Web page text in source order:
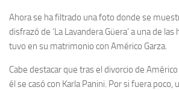
Ahora se ha filtrado una foto donde se
disfrazó de ‘La Lavandera Güera’ a una de las
tuvo en su matrimonio con Américo Garza.
Cabe destacar que tras el divorcio de Américo
él se casó con Karla Panini. Por si fuera poco,